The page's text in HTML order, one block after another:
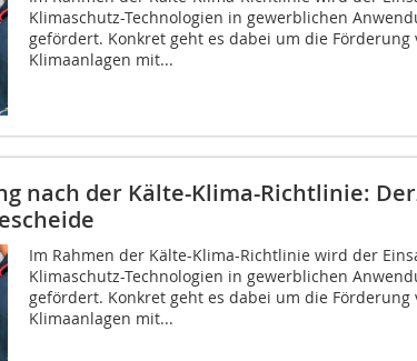
Klimaschutz-Technologien in gewerblichen
gefördert. Konkret geht es dabei um die Förderung
Klimaanlagen mit...
nach der Kälte-Klima-Richtlinie:
Im Rahmen der Kälte-Klima-Richtlinie wird der
Klimaschutz-Technologien in gewerblichen
gefördert. Konkret geht es dabei um die Förderung
Klimaanlagen mit...